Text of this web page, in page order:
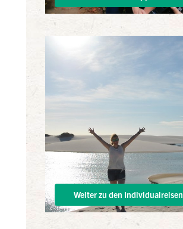
Weiter zu den Individualreisen